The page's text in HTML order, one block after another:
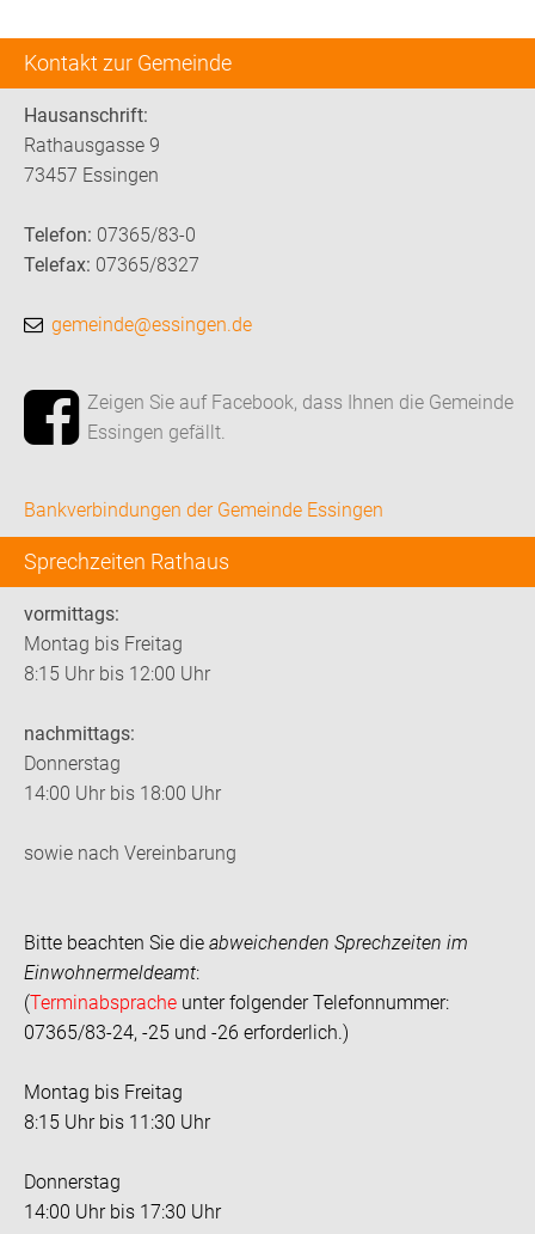
Kontakt zur Gemeinde
Hausanschrift:
Rathausgasse 9
73457 Essingen
Telefon: 07365/83-0
Telefax: 07365/8327
gemeinde@essingen.de
Zeigen Sie auf Facebook, dass Ihnen die Gemeinde
Essingen gefällt.
Bankverbindungen der Gemeinde Essingen
Sprechzeiten Rathaus
vormittags:
Montag bis Freitag
8:15 Uhr bis 12:00 Uhr
nachmittags:
Donnerstag
14:00 Uhr bis 18:00 Uhr
sowie nach Vereinbarung
Bitte beachten Sie die abweichenden Sprechzeiten im
Einwohnermeldeamt:
(Terminabsprache unter folgender Telefonnummer:
07365/83-24, -25 und -26 erforderlich.)
Montag bis Freitag
8:15 Uhr bis 11:30 Uhr
Donnerstag
14:00 Uhr bis 17:30 Uhr